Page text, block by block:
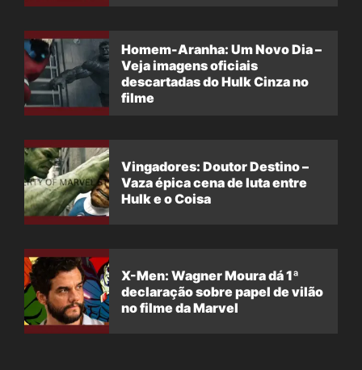
Homem-Aranha: Um Novo Dia –
Veja imagens oficiais
descartadas do Hulk Cinza no
filme
Vingadores: Doutor Destino –
Vaza épica cena de luta entre
Hulk e o Coisa
X-Men: Wagner Moura dá 1ª
declaração sobre papel de vilão
no filme da Marvel